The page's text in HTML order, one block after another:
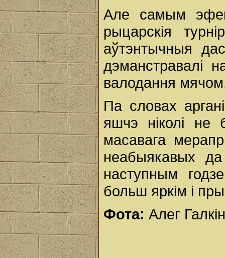
Але самым
рыцарскія
аўтэнтычныя
дэманстравалі
валодання
Па словах
яшчэ ніколі не
масавага
неабыякавых
наступным
больш яркім і
Фота: Алег